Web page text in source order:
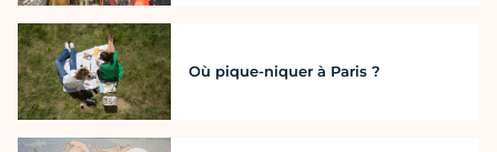
Où pique-niquer à Paris ?